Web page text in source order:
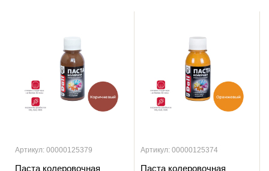
Артикул: 00000125379
Паста колеровочная
Артикул: 00000125374
Паста колеровочная